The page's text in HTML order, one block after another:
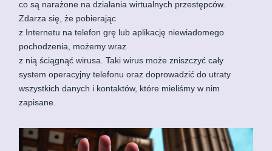
co są narażone na działania wirtualnych przestępców.
Zdarza się, że pobierając
z Internetu na telefon grę lub aplikację niewiadomego
pochodzenia, możemy wraz
z nią ściągnąć wirusa. Taki wirus może zniszczyć cały
system operacyjny telefonu oraz doprowadzić do utraty
wszystkich danych i kontaktów, które mieliśmy w nim
zapisane.